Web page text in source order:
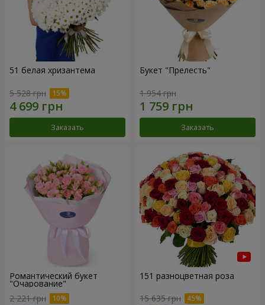
51 белая хризантема
5 528 грн
Заказать
Букет "Прелесть"
1 954 грн
Заказать
Романтический букет
"Очарование"
2 221 грн
151 разноцветная роза
15 635 грн